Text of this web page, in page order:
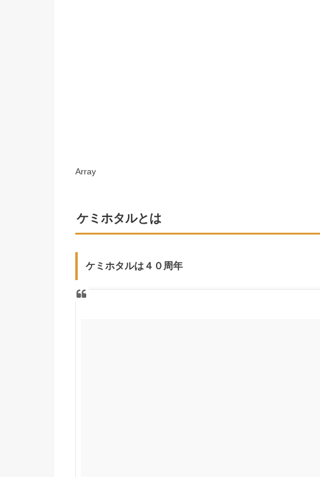
Array
ケミホタルとは
ケミホタルは４０周年